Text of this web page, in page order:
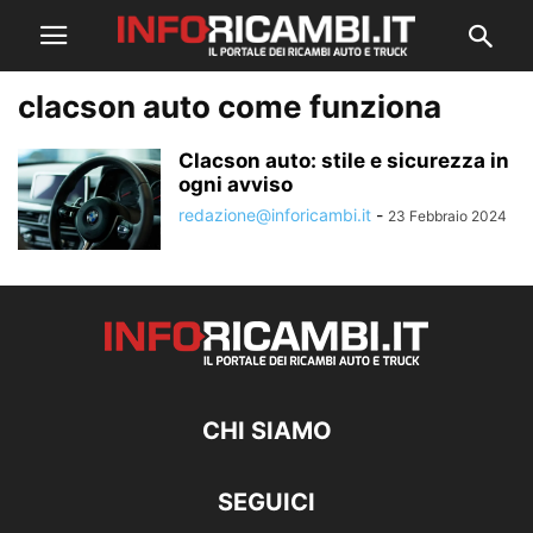
clacson auto come funziona
Clacson auto: stile e sicurezza in
ogni avviso
redazione@inforicambi.it - 23 Febbraio 2024
CHI SIAMO
SEGUICI